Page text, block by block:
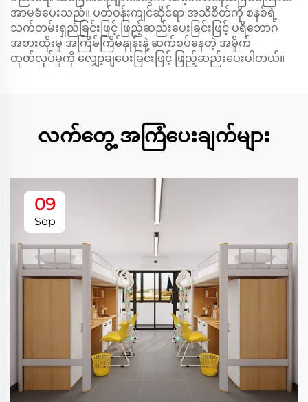
အာမခံပေးသည်။ ပတ်ဝန်းကျင်ဆိုင်ရာ အသိစိတ်ကို စနစ်ရဲ့
သက်တမ်းရှည်ခြင်းဖြင့် ဖြည့်ဆည်းပေးခြင်းဖြင့် ပရိဘောဂ
အစားထိုးမှု အကြိမ်ကြိမ်နှုန်းနဲ့ ဆက်စပ်နေတဲ့ အမှိုက်
ထုတ်လုပ်မှုကို လျှော့ချပေးခြင်းဖြင့် ဖြည့်ဆည်းပေးပါတယ်။
လက်တွေ့ အကြံပေးချက်များ
09
Sep